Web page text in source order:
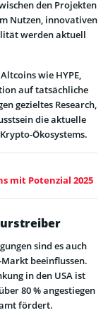
den Projekten
Nutzen, innovativen
werden aktuell
wie HYPE,
auf tatsächliche
gezieltes Research,
die aktuelle
Ökosystems.
mit Potenzial 2025
sind es auch
beeinflussen.
in den USA ist
80 % angestiegen
fördert.